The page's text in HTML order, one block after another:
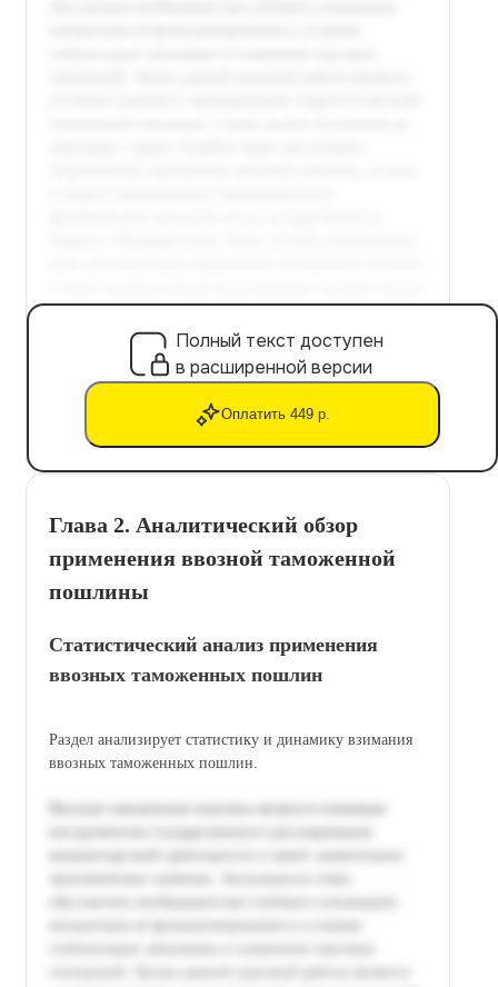
Полный текст доступен
в расширенной версии
Оплатить 449 р.
Глава 2. Аналитический обзор
применения ввозной таможенной
пошлины
Статистический анализ применения
ввозных таможенных пошлин
Раздел анализирует статистику и динамику взимания
ввозных таможенных пошлин.